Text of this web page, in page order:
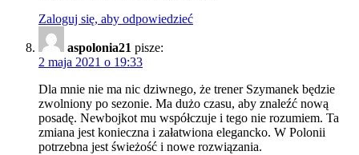
Zaloguj się, aby odpowiedzieć
aspolonia21 pisze:
2 maja 2021 o 19:33
Dla mnie nie ma nic dziwnego, że trener Szymanek będzie
zwolniony po sezonie. Ma dużo czasu, aby znaleźć nową
posadę. Newbojkot mu współczuje i tego nie rozumiem. Ta
zmiana jest konieczna i załatwiona elegancko. W Polonii
potrzebna jest świeżość i nowe rozwiązania.